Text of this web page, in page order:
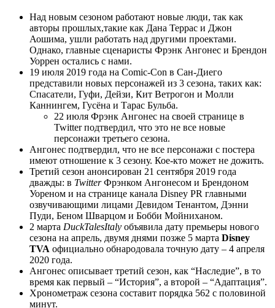
Над новым сезоном работают новые люди, так как
авторы прошлых,такие как Дана Террас и Джон
Аошима, ушли работать над другими проектами.
Однако, главные сценаристы Фрэнк Ангонес и Брендон
Уоррен остались с нами.
19 июля 2019 года на Comic-Con в Сан-Диего
представили новых персонажей из 3 сезона, таких как:
Спасатели, Гуфи, Дейзи, Кит Ветрогон и Молли
Каннингем, Гусёна и Тарас Бульба.
22 июля Фрэнк Ангонес на своей странице в
Twitter подтвердил, что это не все новые
персонажи третьего сезона.
Ангонес подтвердил, что не все персонажи с постера
имеют отношение к 3 сезону. Кое-кто может не дожить.
Третий сезон анонсирован 21 сентября 2019 года
дважды: в TwitterФрэнком Ангонесом и Брендоном
Уореном и на странице канала Disney PR главными
озвучивающими лицами Девидом Тенантом, Дэнни
Пуди, Беном Шварцом и Бобби Мойниханом.
2 марта DuckTalesItaly объявила дату премьеры нового
сезона на апрель, двумя днями позже 5 марта Disney
TVA официально обнародовала точную дату – 4 апреля
2020 года.
Ангонес описывает третий сезон, как “Наследие”, в то
время как первый – “История”, а второй – “Адаптация”.
Хронометраж сезона составит порядка 562 с половиной
минут.